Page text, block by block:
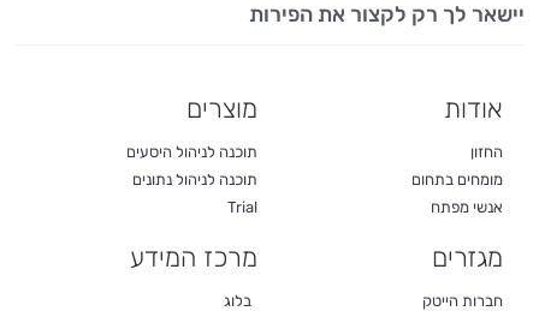
יישאר לך רק לקצור את הפירות
אודות
החזון
מומחים בתחום
אנשי מפתח
מוצרים
תוכנה לניהול היסעים
תוכנה לניהול נתונים
Trial
מגזרים
חברות הייטק
מרכז המידע
בלוג